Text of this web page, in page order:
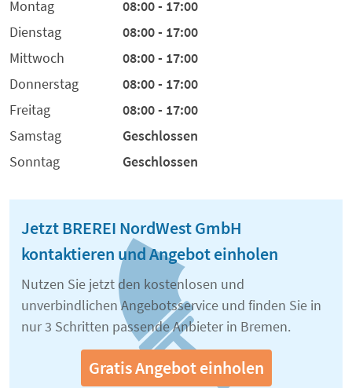
Montag
08:00 - 17:00
Dienstag
08:00 - 17:00
Mittwoch
08:00 - 17:00
Donnerstag
08:00 - 17:00
Freitag
08:00 - 17:00
Samstag
Geschlossen
Sonntag
Geschlossen
Jetzt BREREI NordWest GmbH
kontaktieren und Angebot einholen
Nutzen Sie jetzt den kostenlosen und
unverbindlichen Angebotsservice und finden Sie in
nur 3 Schritten passende Anbieter in Bremen.
Gratis Angebot einholen